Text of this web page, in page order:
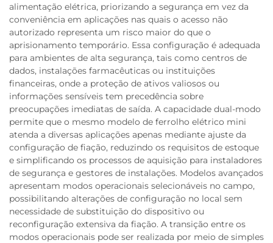
alimentação elétrica, priorizando a segurança em vez da
conveniência em aplicações nas quais o acesso não
autorizado representa um risco maior do que o
aprisionamento temporário. Essa configuração é adequada
para ambientes de alta segurança, tais como centros de
dados, instalações farmacêuticas ou instituições
financeiras, onde a proteção de ativos valiosos ou
informações sensíveis tem precedência sobre
preocupações imediatas de saída. A capacidade dual-modo
permite que o mesmo modelo de ferrolho elétrico mini
atenda a diversas aplicações apenas mediante ajuste da
configuração de fiação, reduzindo os requisitos de estoque
e simplificando os processos de aquisição para instaladores
de segurança e gestores de instalações. Modelos avançados
apresentam modos operacionais selecionáveis no campo,
possibilitando alterações de configuração no local sem
necessidade de substituição do dispositivo ou
reconfiguração extensiva da fiação. A transição entre os
modos operacionais pode ser realizada por meio de simples